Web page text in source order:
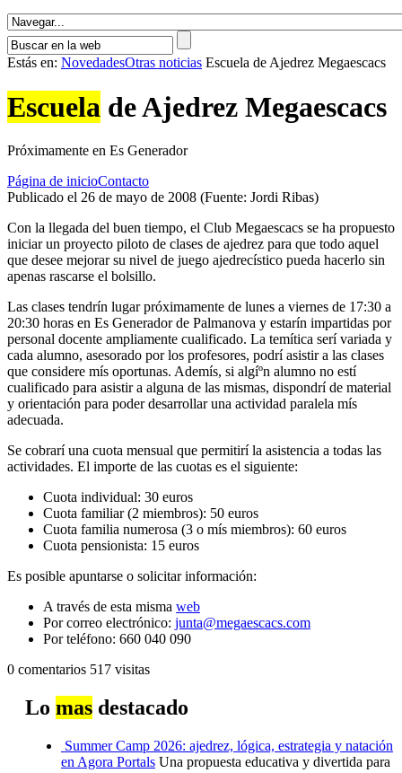
Estás en: NovedadesOtras noticias Escuela de Ajedrez Megaescacs
Escuela de Ajedrez Megaescacs
Próximamente en Es Generador
Página de inicioContacto
Publicado el 26 de mayo de 2008 (Fuente: Jordi Ribas)
Con la llegada del buen tiempo, el Club Megaescacs se ha propuesto
iniciar un proyecto piloto de clases de ajedrez para que todo aquel
que desee mejorar su nivel de juego ajedrecí­stico pueda hacerlo sin
apenas rascarse el bolsillo.
Las clases tendrín lugar próximamente de lunes a viernes de 17:30 a
20:30 horas en Es Generador de Palmanova y estarín impartidas por
personal docente ampliamente cualificado. La temítica serí variada y
cada alumno, asesorado por los profesores, podrí asistir a las clases
que considere mís oportunas. Ademís, si algíºn alumno no estí
cualificado para asistir a alguna de las mismas, dispondrí de material
y orientación para poder desarrollar una actividad paralela mís
adecuada.
Se cobrarí una cuota mensual que permitirí la asistencia a todas las
actividades. El importe de las cuotas es el siguiente:
Cuota individual: 30 euros
Cuota familiar (2 miembros): 50 euros
Cuota familia numerosa (3 o mís miembros): 60 euros
Cuota pensionista: 15 euros
Es posible apuntarse o solicitar información:
A través de esta misma web
Por correo electrónico: junta@megaescacs.com
Por teléfono: 660 040 090
0 comentarios 517 visitas
Lo mas destacado
Summer Camp 2026: ajedrez, lógica, estrategia y natación
en Agora Portals Una propuesta educativa y divertida para